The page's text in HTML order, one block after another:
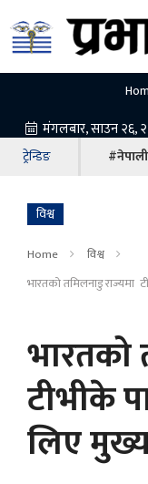
ट्रेन्डिङ
विश्व
Home
विश्व
भारतको तमिलनाडु राज्यमा
भारतको
टीभीके
लिए